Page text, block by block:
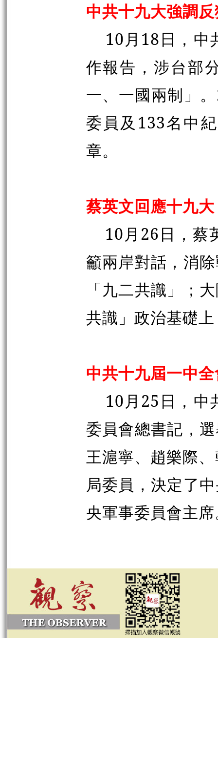
中共十九大強調
10月18日，中
作報告，涉台部
一、一國兩制」
委員及133名中
章。
蔡英文回應十九大
10月26日，蔡
籲兩岸對話，消
「九二共識」；
共識」政治基礎
中共十九屆一中
10月25日，中
委員會總書記，
王滬寧、趙樂際
局委員，決定了
央軍事委員會主